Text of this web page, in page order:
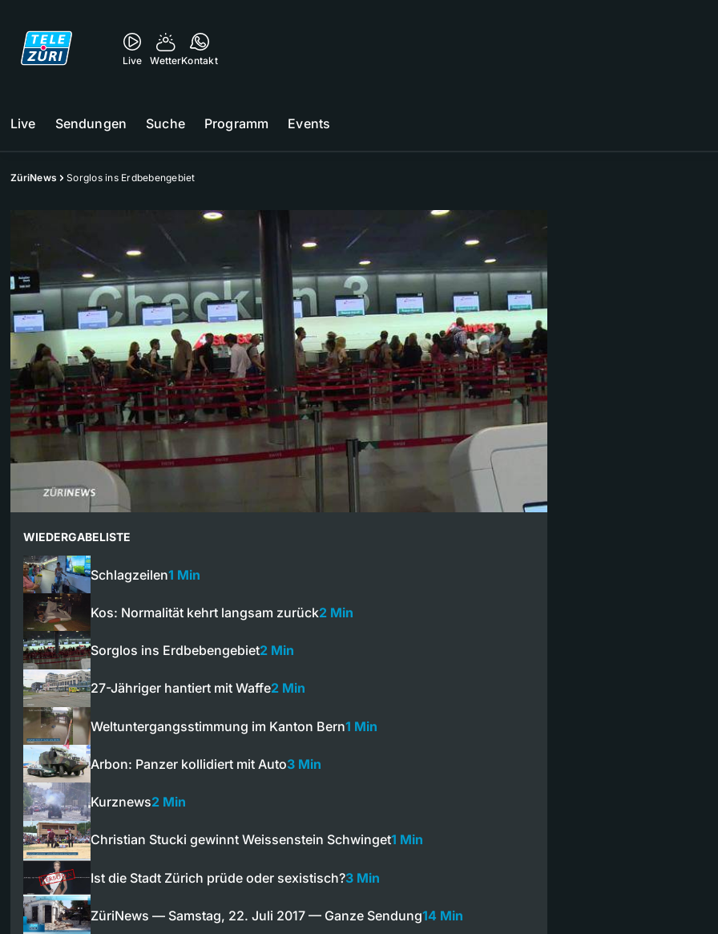
Live WetterKontakt
Live Sendungen Suche Programm Events
ZüriNews Sorglos ins Erdbebengebiet
WIEDERGABELISTE
Schlagzeilen1 Min
Kos: Normalität kehrt langsam zurück2 Min
Sorglos ins Erdbebengebiet2 Min
27-Jähriger hantiert mit Waffe2 Min
Weltuntergangsstimmung im Kanton Bern1 Min
Arbon: Panzer kollidiert mit Auto3 Min
Kurznews2 Min
Christian Stucki gewinnt Weissenstein Schwinget1 Min
Ist die Stadt Zürich prüde oder sexistisch?3 Min
ZüriNews — Samstag, 22. Juli 2017 — Ganze Sendung14 Min